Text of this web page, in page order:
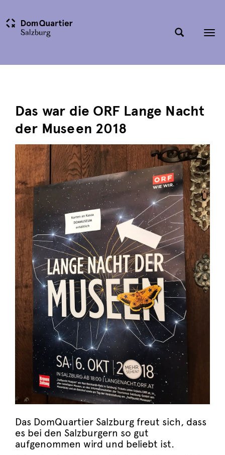
Das war die ORF Lange Nacht
der Museen 2018
Das DomQuartier Salzburg freut sich, dass
es bei den Salzburgern so gut
aufgenommen wird und beliebt ist.